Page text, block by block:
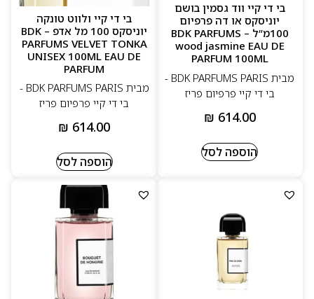
בי די קיי ווד גסמין בושם
יוניסקס או דה פרפיום
100מ”ל – BDK PARFUMS
wood jasmine EAU DE
PARFUM 100ML
מבית BDK PARFUMS PARIS -
בי די קיי פרפיום פריז
₪ 614.00
הוספה לסל
בי די קיי ולווט טונקה
יוניסקס 100 מל אדפ – BDK
PARFUMS VELVET TONKA
UNISEX 100ML EAU DE
PARFUM
מבית BDK PARFUMS PARIS -
בי די קיי פרפיום פריז
₪ 614.00
הוספה לסל